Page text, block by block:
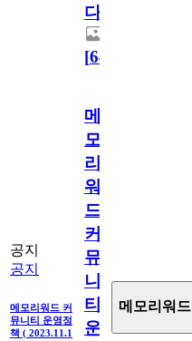
다.
[64
공지
공지
메모리워드 커
뮤니티 운영정
책 ( 2023.11.1
메
모
리
워
드
커
뮤
니
티
운
메모리워드